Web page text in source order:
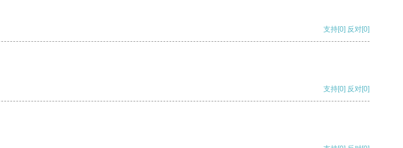
支持[0] 反对[0]
支持[0] 反对[0]